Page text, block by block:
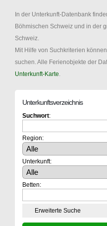
In der Unterkunft-Datenbank
Böhmischen Schweiz und in der
Schweiz.
Mit Hilfe von Suchkriterien
suchen. Alle Ferienobjekte der
Unterkunft-Karte
Unterkunftsverzeichnis
Suchwort:
Region:
Unterkunft:
Betten:
Erweiterte Suche